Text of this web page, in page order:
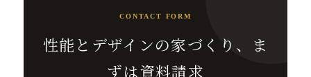
CONTACT FORM
性能とデザインの家づくり、ま
ずは資料請求